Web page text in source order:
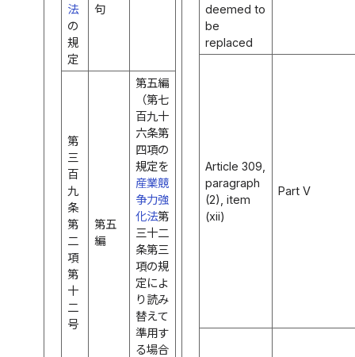
法
の
規
定
句
第
三
百
九
条
第
二
項
第
十
二
号
第五
編
第五編
（第七
百九十
六条第
四項の
規定を
産業競
争力強
化法第
三十二
条第三
項の規
定によ
り読み
替えて
準用す
る場合
deemed to
be
replaced
Article 309,
paragraph
(2), item
(xii)
Part V